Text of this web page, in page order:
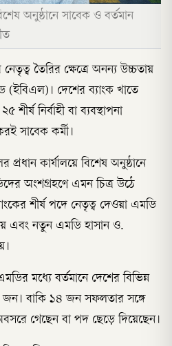
অনুষ্ঠানে সাবেক ও বর্তমান
তৈরির ক্ষেত্রে অনন্য উচ্চতায়
(ইবিএল)। দেশের ব্যাংক খাতে
নির্বাহী বা ব্যবস্থাপনা
সাবেক কর্মী।
কার্যালয়ে বিশেষ অনুষ্ঠানে
অংশগ্রহণে এমন চিত্র উঠে
শীর্ষ পদে নেতৃত্ব দেওয়া এমডি
এবং নতুন এমডি হাসান ও.
মধ্যে বর্তমানে দেশের বিভিন্ন
জন। বাকি ১৪ জন সফলতার সঙ্গে
গেছেন বা পদ ছেড়ে দিয়েছেন।